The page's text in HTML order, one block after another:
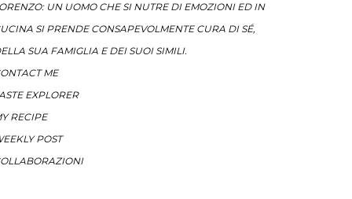
UN UOMO CHE SI NUTRE DI EMOZIONI ED IN
SI PRENDE CONSAPEVOLMENTE CURA DI SÉ,
SUA FAMIGLIA E DEI SUOI SIMILI.
ME
EXPLORER
RECIPE
POST